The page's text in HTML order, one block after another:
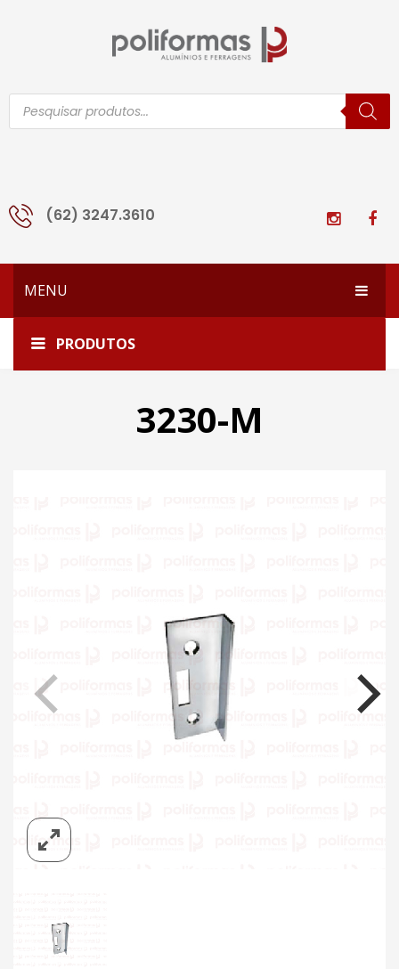
Pesquisar
produtos
(62) 3247.3610
MENU
HOME
EMPRESA
PRODUTOS
Início Todos os produtos
3230-M